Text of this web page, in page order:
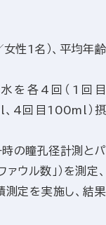
性1名）、平均年齢
を各4回（1回目
4回目100ml）摂
の瞳孔径計測とパ
ァウル数」）を測定、
定を実施し、結果